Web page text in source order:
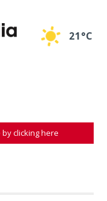
21°C
clicking here